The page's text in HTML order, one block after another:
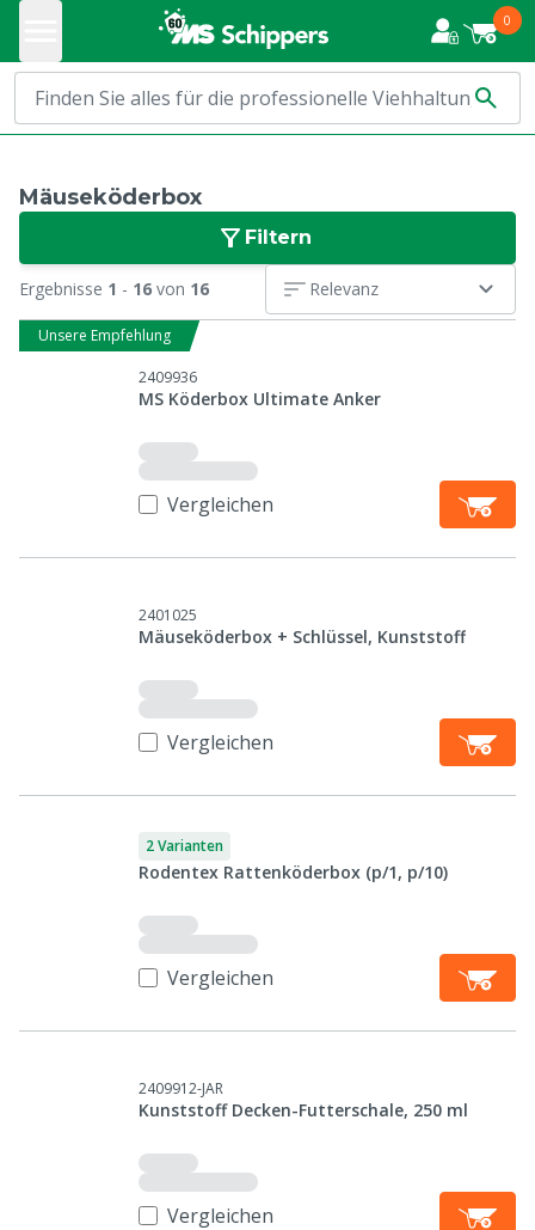
0
Mäuseköderbox
Filtern
Ergebnisse 1 - 16 von 16 Relevanz
Unsere Empfehlung
2409936
MS Köderbox Ultimate Anker
Vergleichen
2401025
Mäuseköderbox + Schlüssel, Kunststoff
Vergleichen
2 Varianten
Rodentex Rattenköderbox (p/1, p/10)
Vergleichen
2409912-JAR
Kunststoff Decken-Futterschale, 250 ml
Vergleichen